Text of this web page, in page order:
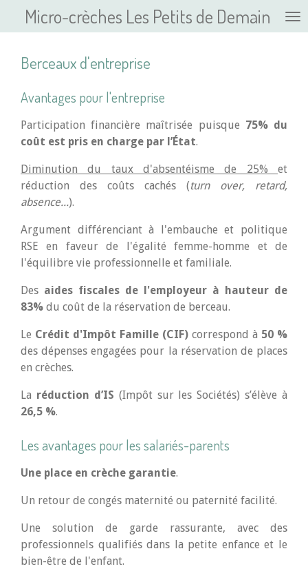
Passer
au
principal
Micro-crèches Les Petits de Demain
Berceaux d'entreprise
Avantages pour l'entreprise ​​
Participation financière maîtrisée puisque 75% du
coût est pris en charge par l’État.​
Diminution du taux d'absentéisme de 25% et
réduction des coûts cachés (turnover, retard,
absence...). ​
Argument différenciant à l'embauche et politique
RSE en faveur de l'égalité femme-homme et de
l'équilibre vie professionnelle et familiale. ​
Des aides fiscales de l'employeur à hauteur de
83% du coût de la réservation de berceau.​
Le Crédit d'Impôt Famille (CIF) correspond à 50 %
des dépenses engagées pour la réservation de places
en crèches.​
La réduction d’IS (Impôt sur les Sociétés) s’élève à
26,5 %.​
Les avantages pour les salariés-parents
Une place en crèche garantie.
Un retour de congés maternité ou paternité facilité.​
Une solution de garde rassurante, avec des
professionnels qualifiés dans la petite enfance et le
bien-être de l'enfant.